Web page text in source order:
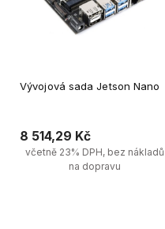
Vývojová sada Jetson Nano
8 514,29 Kč
včetně 23% DPH, bez nákladů
na dopravu